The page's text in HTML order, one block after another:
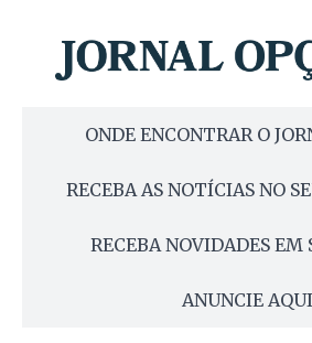
ONDE ENCONTRAR O
RECEBA AS NOTÍCIAS NO
RECEBA NOVIDADES EM
ANUNCIE AQUI